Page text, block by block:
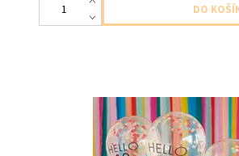
latexove balony cire s cislom 18 a farebnymi
baleni velkost do 30cm dodavame